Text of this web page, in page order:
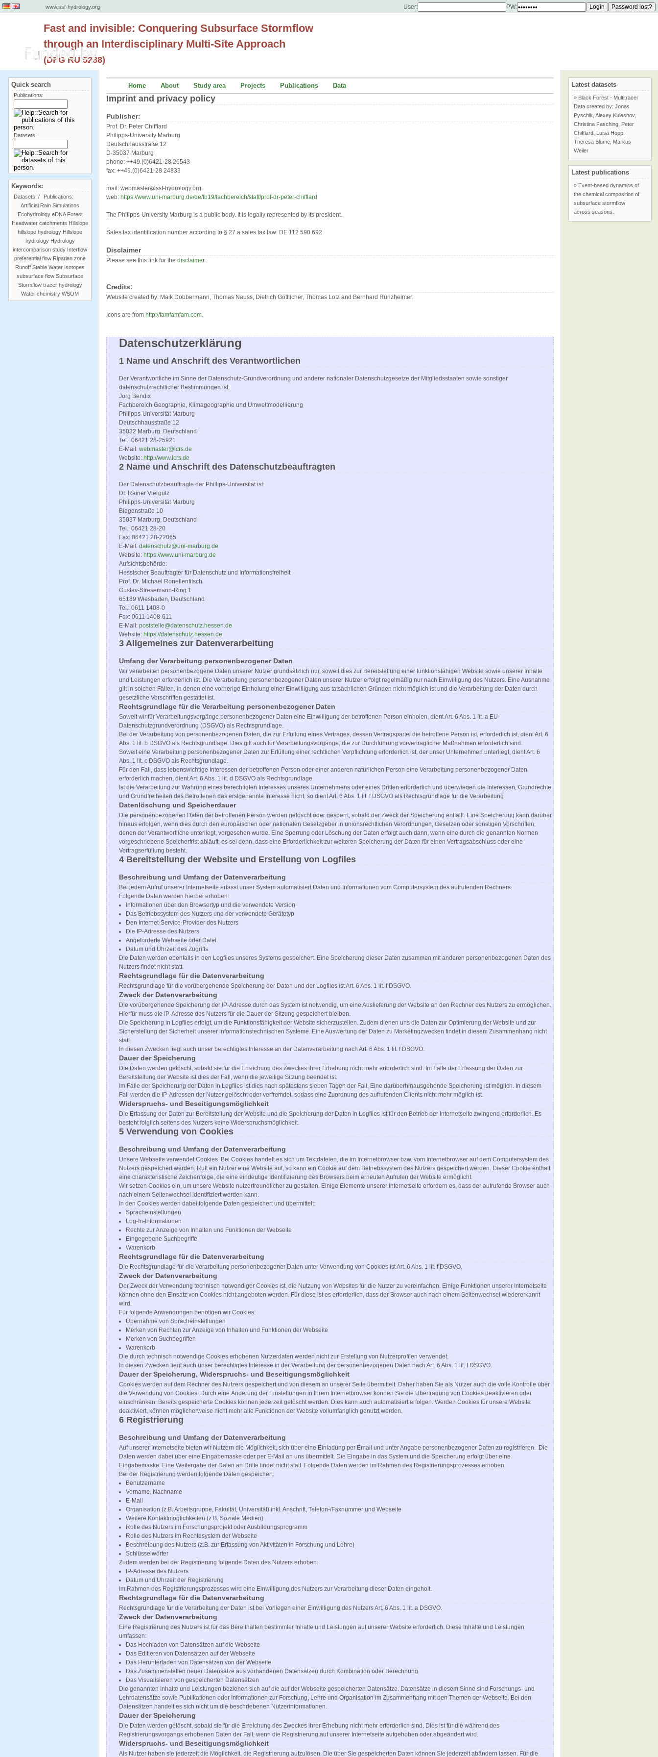
www.ssf-hydrology.org User: PW:
Fast and invisible: Conquering Subsurface Stormflow
through an Interdisciplinary Multi-Site Approach
(DFG RU 5288)
Home About Study area Projects Publications Data
Imprint and privacy policy
Publisher:
Prof. Dr. Peter Chifflard
Philipps-University Marburg
Deutschhausstraße 12
D-35037 Marburg
phone: ++49.(0)6421-28 26543
fax: ++49.(0)6421-28 24833
mail: webmaster@ssf-hydrology.org
web: https://www.uni-marburg.de/de/fb19/fachbereich/staff/prof-dr-peter-chifflard
The Philipps-University Marburg is a public body. It is legally represented by its president.
Sales tax identification number according to § 27 a sales tax law: DE 112 590 692
Disclaimer
Please see this link for the disclaimer.
Credits:
Website created by: Maik Dobbermann, Thomas Nauss, Dietrich Göttlicher, Thomas Lotz and Bernhard Runzheimer.
Icons are from http://famfamfam.com.
Datenschutzerklärung
1 Name und Anschrift des Verantwortlichen
Der Verantwortliche im Sinne der Datenschutz-Grundverordnung und anderer nationaler Datenschutzgesetze der Mitgliedsstaaten sowie sonstiger
datenschutzrechtlicher Bestimmungen ist:
Jörg Bendix
Fachbereich Geographie, Klimageographie und Umweltmodellierung
Philipps-Universität Marburg
Deutschhausstraße 12
35032 Marburg, Deutschland
Tel.: 06421 28-25921
E-Mail: webmaster@lcrs.de
Website: http://www.lcrs.de
2 Name und Anschrift des Datenschutzbeauftragten
Der Datenschutzbeauftragte der Phillips-Universität ist:
Dr. Rainer Viergutz
Philipps-Universität Marburg
Biegenstraße 10
35037 Marburg, Deutschland
Tel.: 06421 28-20
Fax: 06421 28-22065
E-Mail: datenschutz@uni-marburg.de
Website: https://www.uni-marburg.de
Aufsichtsbehörde:
Hessischer Beauftragter für Datenschutz und Informationsfreiheit
Prof. Dr. Michael Ronellenfitsch
Gustav-Stresemann-Ring 1
65189 Wiesbaden, Deutschland
Tel.: 0611 1408-0
Fax: 0611 1408-611
E-Mail: poststelle@datenschutz.hessen.de
Website: https://datenschutz.hessen.de
3 Allgemeines zur Datenverarbeitung
Umfang der Verarbeitung personenbezogener Daten
Wir verarbeiten personenbezogene Daten unserer Nutzer grundsätzlich nur, soweit dies zur Bereitstellung einer funktionsfähigen Website sowie unserer Inhalte
und Leistungen erforderlich ist. Die Verarbeitung personenbezogener Daten unserer Nutzer erfolgt regelmäßig nur nach Einwilligung des Nutzers. Eine Ausnahme
gilt in solchen Fällen, in denen eine vorherige Einholung einer Einwilligung aus tatsächlichen Gründen nicht möglich ist und die Verarbeitung der Daten durch
gesetzliche Vorschriften gestattet ist.
Rechtsgrundlage für die Verarbeitung personenbezogener Daten
Soweit wir für Verarbeitungsvorgänge personenbezogener Daten eine Einwilligung der betroffenen Person einholen, dient Art. 6 Abs. 1 lit. a EU-
Datenschutzgrundverordnung (DSGVO) als Rechtsgrundlage.
Bei der Verarbeitung von personenbezogenen Daten, die zur Erfüllung eines Vertrages, dessen Vertragspartei die betroffene Person ist, erforderlich ist, dient Art. 6
Abs. 1 lit. b DSGVO als Rechtsgrundlage. Dies gilt auch für Verarbeitungsvorgänge, die zur Durchführung vorvertraglicher Maßnahmen erforderlich sind.
Soweit eine Verarbeitung personenbezogener Daten zur Erfüllung einer rechtlichen Verpflichtung erforderlich ist, der unser Unternehmen unterliegt, dient Art. 6
Abs. 1 lit. c DSGVO als Rechtsgrundlage.
Für den Fall, dass lebenswichtige Interessen der betroffenen Person oder einer anderen natürlichen Person eine Verarbeitung personenbezogener Daten
erforderlich machen, dient Art. 6 Abs. 1 lit. d DSGVO als Rechtsgrundlage.
Ist die Verarbeitung zur Wahrung eines berechtigten Interesses unseres Unternehmens oder eines Dritten erforderlich und überwiegen die Interessen, Grundrechte
und Grundfreiheiten des Betroffenen das erstgenannte Interesse nicht, so dient Art. 6 Abs. 1 lit. f DSGVO als Rechtsgrundlage für die Verarbeitung.
Datenlöschung und Speicherdauer
Die personenbezogenen Daten der betroffenen Person werden gelöscht oder gesperrt, sobald der Zweck der Speicherung entfällt. Eine Speicherung kann darüber
hinaus erfolgen, wenn dies durch den europäischen oder nationalen Gesetzgeber in unionsrechtlichen Verordnungen, Gesetzen oder sonstigen Vorschriften,
denen der Verantwortliche unterliegt, vorgesehen wurde. Eine Sperrung oder Löschung der Daten erfolgt auch dann, wenn eine durch die genannten Normen
vorgeschriebene Speicherfrist abläuft, es sei denn, dass eine Erforderlichkeit zur weiteren Speicherung der Daten für einen Vertragsabschluss oder eine
Vertragserfüllung besteht.
4 Bereitstellung der Website und Erstellung von Logfiles
Beschreibung und Umfang der Datenverarbeitung
Bei jedem Aufruf unserer Internetseite erfasst unser System automatisiert Daten und Informationen vom Computersystem des aufrufenden Rechners.
Folgende Daten werden hierbei erhoben:
Informationen über den Browsertyp und die verwendete Version
Das Betriebssystem des Nutzers und der verwendete Gerätetyp
Den Internet-Service-Provider des Nutzers
Die IP-Adresse des Nutzers
Angeforderte Webseite oder Datei
Datum und Uhrzeit des Zugriffs
Die Daten werden ebenfalls in den Logfiles unseres Systems gespeichert. Eine Speicherung dieser Daten zusammen mit anderen personenbezogenen Daten des
Nutzers findet nicht statt.
Rechtsgrundlage für die Datenverarbeitung
Rechtsgrundlage für die vorübergehende Speicherung der Daten und der Logfiles ist Art. 6 Abs. 1 lit. f DSGVO.
Zweck der Datenverarbeitung
Die vorübergehende Speicherung der IP-Adresse durch das System ist notwendig, um eine Auslieferung der Website an den Rechner des Nutzers zu ermöglichen.
Hierfür muss die IP-Adresse des Nutzers für die Dauer der Sitzung gespeichert bleiben.
Die Speicherung in Logfiles erfolgt, um die Funktionsfähigkeit der Website sicherzustellen. Zudem dienen uns die Daten zur Optimierung der Website und zur
Sicherstellung der Sicherheit unserer informationstechnischen Systeme. Eine Auswertung der Daten zu Marketingzwecken findet in diesem Zusammenhang nicht
statt.
In diesen Zwecken liegt auch unser berechtigtes Interesse an der Datenverarbeitung nach Art. 6 Abs. 1 lit. f DSGVO.
Dauer der Speicherung
Die Daten werden gelöscht, sobald sie für die Erreichung des Zweckes ihrer Erhebung nicht mehr erforderlich sind. Im Falle der Erfassung der Daten zur
Bereitstellung der Website ist dies der Fall, wenn die jeweilige Sitzung beendet ist.
Im Falle der Speicherung der Daten in Logfiles ist dies nach spätestens sieben Tagen der Fall. Eine darüberhinausgehende Speicherung ist möglich. In diesem
Fall werden die IP-Adressen der Nutzer gelöscht oder verfremdet, sodass eine Zuordnung des aufrufenden Clients nicht mehr möglich ist.
Widerspruchs- und Beseitigungsmöglichkeit
Die Erfassung der Daten zur Bereitstellung der Website und die Speicherung der Daten in Logfiles ist für den Betrieb der Internetseite zwingend erforderlich. Es
besteht folglich seitens des Nutzers keine Widerspruchsmöglichkeit.
5 Verwendung von Cookies
Beschreibung und Umfang der Datenverarbeitung
Unsere Webseite verwendet Cookies. Bei Cookies handelt es sich um Textdateien, die im Internetbrowser bzw. vom Internetbrowser auf dem Computersystem des
Nutzers gespeichert werden. Ruft ein Nutzer eine Website auf, so kann ein Cookie auf dem Betriebssystem des Nutzers gespeichert werden. Dieser Cookie enthält
eine charakteristische Zeichenfolge, die eine eindeutige Identifizierung des Browsers beim erneuten Aufrufen der Website ermöglicht.
Wir setzen Cookies ein, um unsere Website nutzerfreundlicher zu gestalten. Einige Elemente unserer Internetseite erfordern es, dass der aufrufende Browser auch
nach einem Seitenwechsel identifiziert werden kann.
In den Cookies werden dabei folgende Daten gespeichert und übermittelt:
Spracheinstellungen
Log-In-Informationen
Rechte zur Anzeige von Inhalten und Funktionen der Webseite
Eingegebene Suchbegriffe
Warenkorb
Rechtsgrundlage für die Datenverarbeitung
Die Rechtsgrundlage für die Verarbeitung personenbezogener Daten unter Verwendung von Cookies ist Art. 6 Abs. 1 lit. f DSGVO.
Zweck der Datenverarbeitung
Der Zweck der Verwendung technisch notwendiger Cookies ist, die Nutzung von Websites für die Nutzer zu vereinfachen. Einige Funktionen unserer Internetseite
können ohne den Einsatz von Cookies nicht angeboten werden. Für diese ist es erforderlich, dass der Browser auch nach einem Seitenwechsel wiedererkannt
wird.
Für folgende Anwendungen benötigen wir Cookies:
Übernahme von Spracheinstellungen
Merken von Rechten zur Anzeige von Inhalten und Funktionen der Webseite
Merken von Suchbegriffen
Warenkorb
Die durch technisch notwendige Cookies erhobenen Nutzerdaten werden nicht zur Erstellung von Nutzerprofilen verwendet.
In diesen Zwecken liegt auch unser berechtigtes Interesse in der Verarbeitung der personenbezogenen Daten nach Art. 6 Abs. 1 lit. f DSGVO.
Dauer der Speicherung, Widerspruchs- und Beseitigungsmöglichkeit
Cookies werden auf dem Rechner des Nutzers gespeichert und von diesem an unserer Seite übermittelt. Daher haben Sie als Nutzer auch die volle Kontrolle über
die Verwendung von Cookies. Durch eine Änderung der Einstellungen in Ihrem Internetbrowser können Sie die Übertragung von Cookies deaktivieren oder
einschränken. Bereits gespeicherte Cookies können jederzeit gelöscht werden. Dies kann auch automatisiert erfolgen. Werden Cookies für unsere Website
deaktiviert, können möglicherweise nicht mehr alle Funktionen der Website vollumfänglich genutzt werden.
6 Registrierung
Beschreibung und Umfang der Datenverarbeitung
Auf unserer Internetseite bieten wir Nutzern die Möglichkeit, sich über eine Einladung per Email und unter Angabe personenbezogener Daten zu registrieren. Die
Daten werden dabei über eine Eingabemaske oder per E-Mail an uns übermittelt. Die Eingabe in das System und die Speicherung erfolgt über eine
Eingabemaske. Eine Weitergabe der Daten an Dritte findet nicht statt. Folgende Daten werden im Rahmen des Registrierungsprozesses erhoben:
Bei der Registrierung werden folgende Daten gespeichert:
Benutzername
Vorname, Nachname
E-Mail
Organisation (z.B. Arbeitsgruppe, Fakultät, Universität) inkl. Anschrift, Telefon-/Faxnummer und Webseite
Weitere Kontaktmöglichkeiten (z.B. Soziale Medien)
Rolle des Nutzers im Forschungsprojekt oder Ausbildungsprogramm
Rolle des Nutzers im Rechtesystem der Webseite
Beschreibung des Nutzers (z.B. zur Erfassung von Aktivitäten in Forschung und Lehre)
Schlüsselwörter
Zudem werden bei der Registrierung folgende Daten des Nutzers erhoben:
IP-Adresse des Nutzers
Datum und Uhrzeit der Registrierung
Im Rahmen des Registrierungsprozesses wird eine Einwilligung des Nutzers zur Verarbeitung dieser Daten eingeholt.
Rechtsgrundlage für die Datenverarbeitung
Rechtsgrundlage für die Verarbeitung der Daten ist bei Vorliegen einer Einwilligung des Nutzers Art. 6 Abs. 1 lit. a DSGVO.
Zweck der Datenverarbeitung
Eine Registrierung des Nutzers ist für das Bereithalten bestimmter Inhalte und Leistungen auf unserer Website erforderlich. Diese Inhalte und Leistungen
umfassen:
Das Hochladen von Datensätzen auf die Webseite
Das Editieren von Datensätzen auf der Webseite
Das Herunterladen von Datensätzen von der Webseite
Das Zusammenstellen neuer Datensätze aus vorhandenen Datensätzen durch Kombination oder Berechnung
Das Visualisieren von gespeicherten Datensätzen
Die genannten Inhalte und Leistungen beziehen sich auf die auf der Webseite gespeicherten Datensätze. Datensätze in diesem Sinne sind Forschungs- und
Lehrdatensätze sowie Publikationen oder Informationen zur Forschung, Lehre und Organisation im Zusammenhang mit den Themen der Webseite. Bei den
Datensätzen handelt es sich nicht um die beschriebenen Nutzerinformationen.
Dauer der Speicherung
Die Daten werden gelöscht, sobald sie für die Erreichung des Zweckes ihrer Erhebung nicht mehr erforderlich sind. Dies ist für die während des
Registrierungsvorgangs erhobenen Daten der Fall, wenn die Registrierung auf unserer Internetseite aufgehoben oder abgeändert wird.
Widerspruchs- und Beseitigungsmöglichkeit
Als Nutzer haben sie jederzeit die Möglichkeit, die Registrierung aufzulösen. Die über Sie gespeicherten Daten können Sie jederzeit abändern lassen. Für die
Quick search
Publications:
Datasets:
Keywords:
Datasets: /
Publications:
Artificial Rain Simulations
Ecohydrology eDNA Forest
Headwater catchments Hillslope
hillslope hydrology Hillslope
hydrology Hydrology
intercomparison study Interflow
preferential flow Riparian zone
Runoff Stable Water Isotopes
subsurface flow Subsurface
Stormflow tracer hydrology
Water chemistry WSOM
Latest datasets
» Black Forest - Multitracer
Data created by: Jonas
Pyschik, Alexey Kuleshov,
Christina Fasching, Peter
Chifflard, Luisa Hopp,
Theresa Blume, Markus
Weiler
Latest publications
» Event-based dynamics of
the chemical composition of
subsurface stormflow
across seasons.